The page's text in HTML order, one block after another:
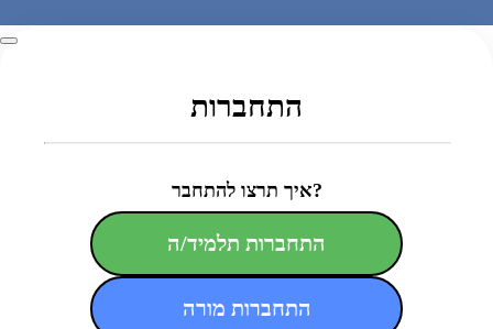
התחברות
איך תרצו להתחבר?
התחברות תלמיד/ה
התחברות מורה